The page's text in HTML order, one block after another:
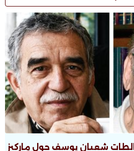
شعبان يوسف حول ماركيز